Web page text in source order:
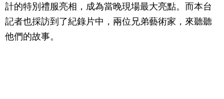
計的特別禮服亮相，成為當晚現場最大亮點。而本台
記者也採訪到了紀錄片中，兩位兄弟藝術家，來聽聽
他們的故事。